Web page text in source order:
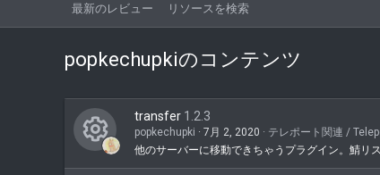
最新のレビュー リソースを検索
popkechupkiのコンテンツ
コ
transfer 1.2.3
popkechupki 7月 2, 2020
テレポート関連 /
他のサーバーに移動できちゃうプラグイン。鯖リ